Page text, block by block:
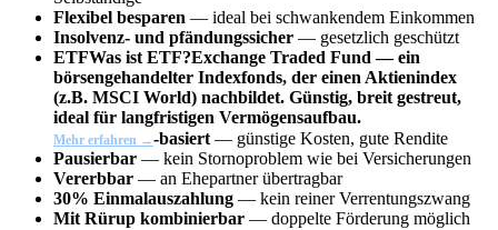
Flexibel besparen — ideal bei schwankendem Einkommen
Insolvenz- und pfändungssicher — gesetzlich geschützt
ETFWas ist ETF?Exchange Traded Fund — ein
börsengehandelter Indexfonds, der einen Aktienindex
(z.B. MSCI World) nachbildet. Günstig, breit gestreut,
ideal für langfristigen Vermögensaufbau.
Mehr erfahren →-basiert — günstige Kosten, gute Rendite
Pausierbar — kein Stornoproblem wie bei Versicherungen
Vererbbar — an Ehepartner übertragbar
30% Einmalauszahlung — kein reiner Verrentungszwang
Mit Rürup kombinierbar — doppelte Förderung möglich